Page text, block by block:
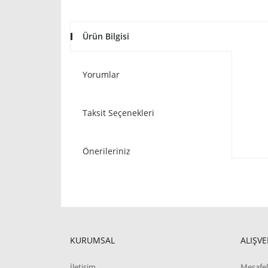
Ürün Bilgisi
Yorumlar
Taksit Seçenekleri
Önerileriniz
KURUMSAL